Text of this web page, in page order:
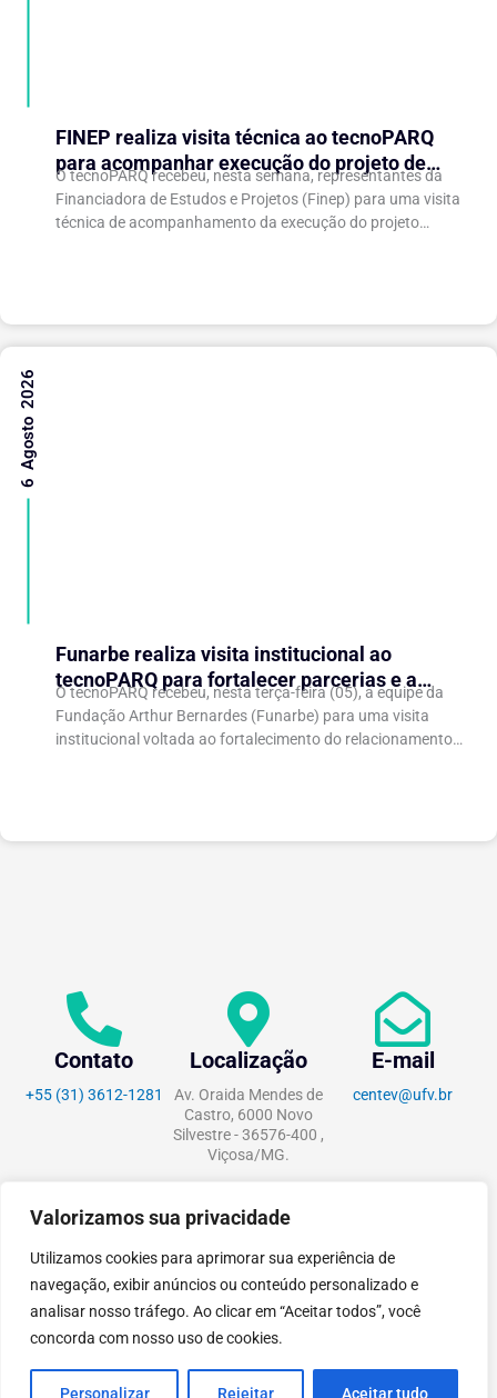
Valorizamos sua privacidade
Utilizamos cookies para aprimorar sua experiência de
navegação, exibir anúncios ou conteúdo personalizado e
analisar nosso tráfego. Ao clicar em “Aceitar todos”, você
concorda com nosso uso de cookies.
Personalizar Rejeitar Aceitar tudo
FINEP realiza visita técnica ao tecnoPARQ
para acompanhar execução do projeto de
expansão do Parque Tecnológico
O tecnoPARQ recebeu, nesta semana, representantes da
Financiadora de Estudos e Projetos (Finep) para uma visita
técnica de acompanhamento da execução do projeto
Funarbe realiza visita institucional ao
tecnoPARQ para fortalecer parcerias e a
gestão da inovação
O tecnoPARQ recebeu, nesta terça-feira (05), a equipe da
Fundação Arthur Bernardes (Funarbe) para uma visita
institucional voltada ao fortalecimento do relacionamento
6 Agosto 2026
Contato
+55 (31) 3612-1281
Localização
Av. Oraida Mendes de
Castro, 6000 Novo
Silvestre - 36576-400 ,
Viçosa/MG.
E-mail
centev@ufv.br
tecnoPARQ © 2021 porDigital
Pixel